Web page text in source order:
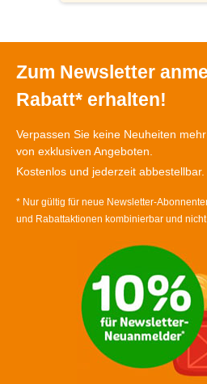
Zum Newsletter
Rabatt* erhalten!
Verpassen Sie keine Neuheiten
von exklusiven Angeboten.
Kostenlos und jederzeit abbestellbar.
* Nur gültig für neue Newsletter-
und Rabattaktionen kombinierbar und